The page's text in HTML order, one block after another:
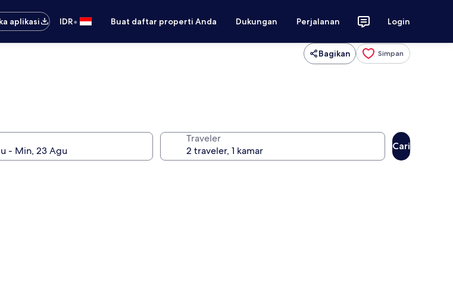
aplikasi
IDR• Buat daftar properti Anda Dukungan Perjalanan Login
Bagikan Simpan
Traveler
Cari